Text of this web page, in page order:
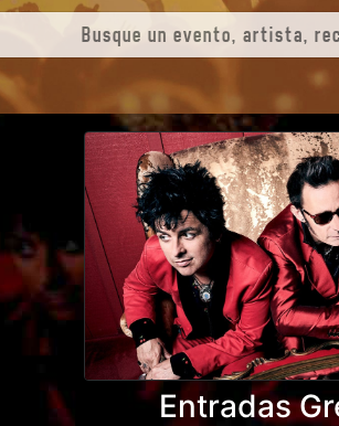
Entradas